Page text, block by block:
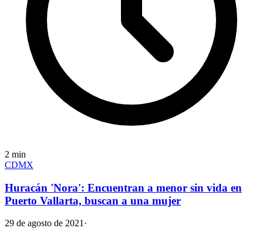
2 min
CDMX
Huracán 'Nora': Encuentran a menor sin vida en
Puerto Vallarta, buscan a una mujer
29 de agosto de 2021 ·